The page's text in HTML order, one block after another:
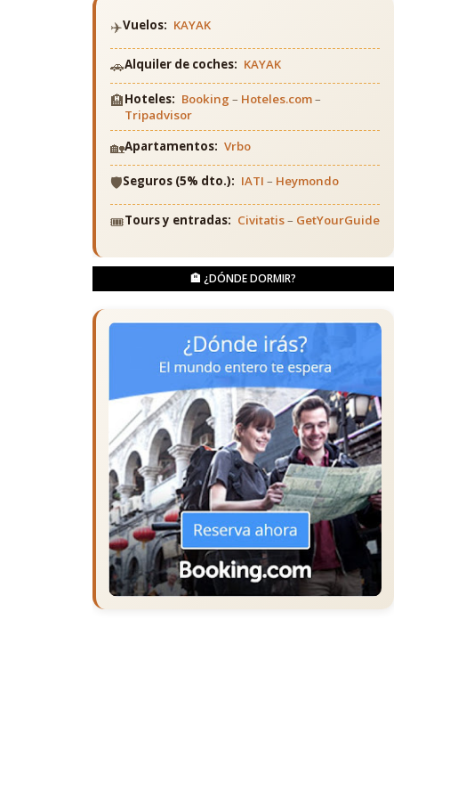
✈️Vuelos: KAYAK
🚗Alquiler de coches: KAYAK
🏨Hoteles: Booking – Hoteles.com–
Tripadvisor
🏡Apartamentos: Vrbo
🛡️Seguros (5% dto.): IATI – Heymondo
🎟️Tours y entradas: Civitatis– GetYourGuide
🏨 ¿DÓNDE DORMIR?